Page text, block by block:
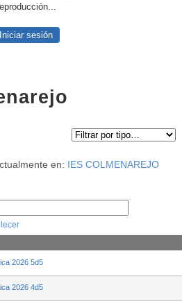
Iniciar sesión
en: IES COLMENAREJO
2026 5d5
2026 4d5